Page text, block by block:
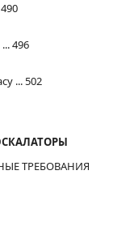
496
... 502
ТРЕБОВАНИЯ